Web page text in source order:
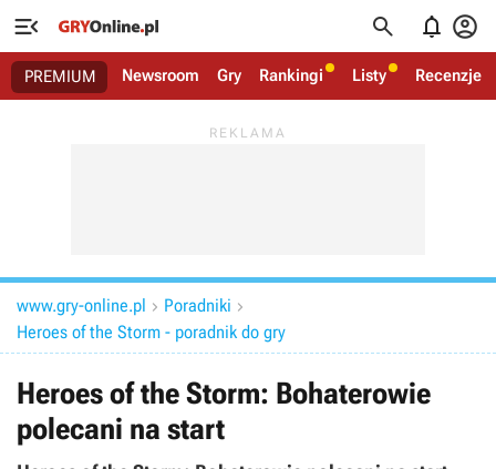
   
PREMIUM Newsroom Gry Rankingi Listy Recenzje
www.gry-online.pl  Poradniki 
Heroes of the Storm - poradnik do gry
Heroes of the Storm: Bohaterowie
polecani na start